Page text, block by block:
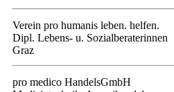
Verein pro humanis leben. helfen.
Dipl. Lebens- u. Sozialberaterinnen
Graz
pro medico HandelsGmbH